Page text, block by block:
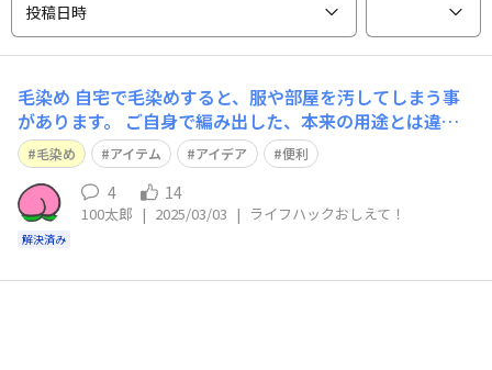
投稿日時
毛染め 自宅で毛染めすると、服や部屋を汚してしまう事
があります。 ご自身で編み出した、本来の用途とは違う
けど、便利に使えるアイデアやアイテムがあったら教えて
下さい。
毛染め アイテム アイデア 便利
解決済み
4 14
100太郎 | 2025/03/03 | ライフハックおしえて！